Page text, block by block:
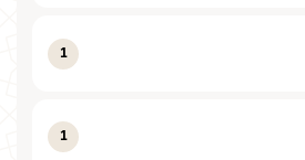
1
1